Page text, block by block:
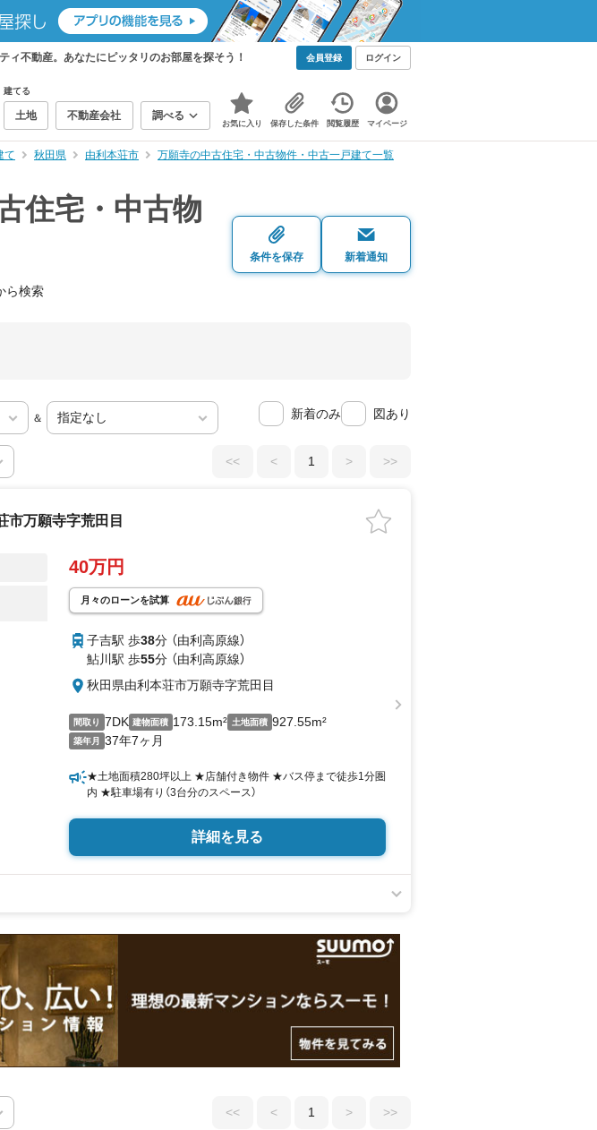
ィ不動産。あなたにピッタリのお部屋を探そう！ 会員登録 ログイン
建てる
土地 不動産会社 調べる
お気に入り 保存した条件 閲覧履歴 マイページ
て 秋田県 由利本荘市 万願寺の中古住宅・中古物件・中古一戸建て一覧
住宅・中古物
ら検索
条件を保存 新着通知
＆ 新着のみ 図あり
<< < 1 > >>
市万願寺字荒田目
40万円
月々のローンを試算
子吉駅 歩38分 （由利高原線）
鮎川駅 歩55分 （由利高原線）
秋田県由利本荘市万願寺字荒田目
間取り 7DK 建物面積 173.15m² 土地面積 927.55m²
築年月 37年7ヶ月
★土地面積280坪以上 ★店舗付き物件 ★バス停まで徒歩1分圏
内 ★駐車場有り（3台分のスペース）
詳細を見る
<< < 1 > >>